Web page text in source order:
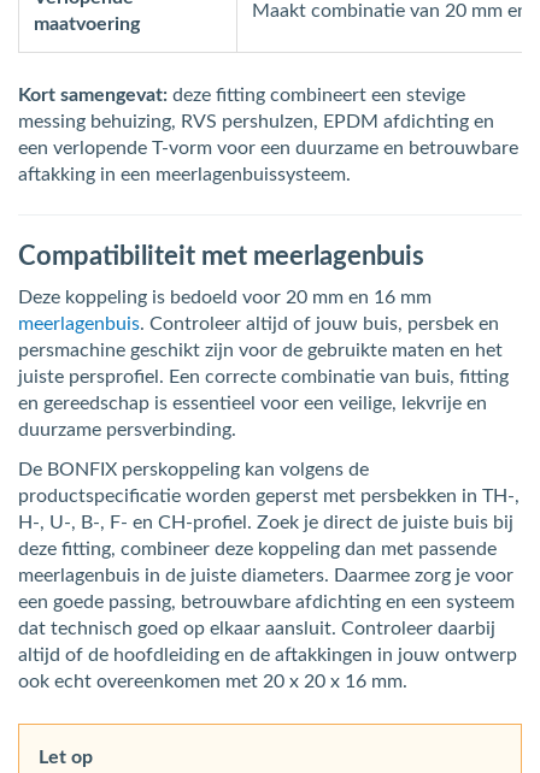
maatvoering
Maakt combinatie van 20 mm en
Kort samengevat: deze fitting combineert een stevige
messing behuizing, RVS pershulzen, EPDM afdichting en
een verlopende T-vorm voor een duurzame en betrouwbare
aftakking in een meerlagenbuissysteem.
Compatibiliteit met meerlagenbuis
Deze koppeling is bedoeld voor 20 mm en 16 mm
meerlagenbuis. Controleer altijd of jouw buis, persbek en
persmachine geschikt zijn voor de gebruikte maten en het
juiste persprofiel. Een correcte combinatie van buis, fitting
en gereedschap is essentieel voor een veilige, lekvrije en
duurzame persverbinding.
De BONFIX perskoppeling kan volgens de
productspecificatie worden geperst met persbekken in TH-,
H-, U-, B-, F- en CH-profiel. Zoek je direct de juiste buis bij
deze fitting, combineer deze koppeling dan met passende
meerlagenbuis in de juiste diameters. Daarmee zorg je voor
een goede passing, betrouwbare afdichting en een systeem
dat technisch goed op elkaar aansluit. Controleer daarbij
altijd of de hoofdleiding en de aftakkingen in jouw ontwerp
ook echt overeenkomen met 20 x 20 x 16 mm.
Let op